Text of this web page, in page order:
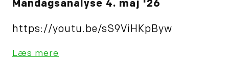
Mandagsanalyse 4. maj '26
https://youtu.be/sS9ViHKpByw
Læs mere